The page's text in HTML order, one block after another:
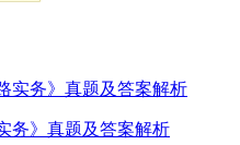
务》真题及答案解析